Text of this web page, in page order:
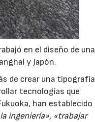
en el diseño de una
y Japón.
de crear una tipografía
tecnologías que
han establecido
ingeniería», «trabajar